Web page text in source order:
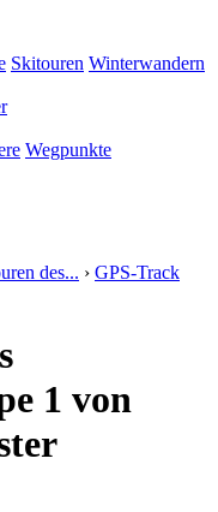
Skitouren Winterwandern
Wegpunkte
des... › GPS-Track
1 von